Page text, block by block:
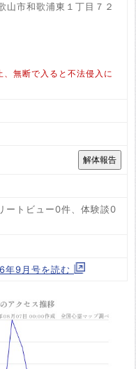
市和歌浦東１丁目７２
無断で入ると不法侵入に
ートビュー0件、体験談0
年9月号を読む